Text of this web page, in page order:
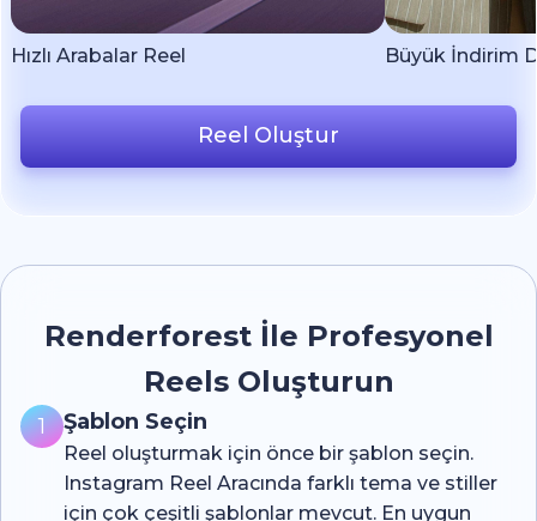
Hızlı Arabalar Reel Büyük İndirim
Reel Oluştur
Renderforest İle Profesyonel
Reels Oluşturun
1 Şablon Seçin
Reel oluşturmak için önce bir şablon seçin.
Instagram Reel Aracında farklı tema ve stiller
için çok çeşitli şablonlar mevcut. En uygun